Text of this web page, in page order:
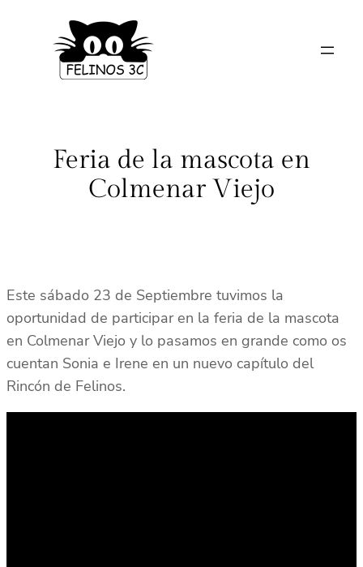
contenido
Feria de la mascota en
Colmenar Viejo
Este sábado 23 de Septiembre tuvimos la
oportunidad de participar en la feria de la mascota
en Colmenar Viejo y lo pasamos en grande como os
cuentan Sonia e Irene en un nuevo capítulo del
Rincón de Felinos.